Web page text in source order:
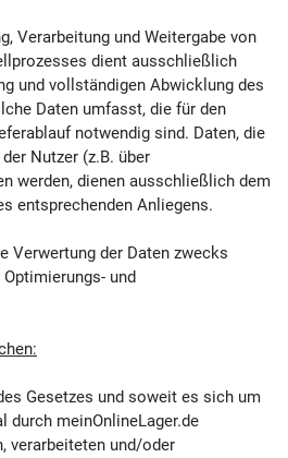
Verarbeitung und Weitergabe von
dient ausschließlich
und vollständigen Abwicklung des
Daten umfasst, die für den
notwendig sind. Daten, die
Nutzer (z.B. über
werden, dienen ausschließlich dem
entsprechenden Anliegens.
Verwertung der Daten zwecks
und
Gesetzes und soweit es sich um
durch meinOnlineLager.de
verarbeiteten und/oder